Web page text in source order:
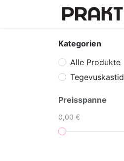
Kategorien
Alle Produkte
Tegevuskastid
Preisspanne
0,00 €